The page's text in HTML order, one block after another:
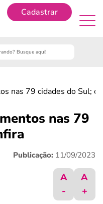
Cadastrar
nas 79 cidades do Sul;
nas 79
Publicação: 11/09/2023
A
-
A
+